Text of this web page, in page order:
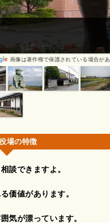
で保護されている場合があります。
場の特徴
談できますよ。
価値があります。
気が漂っています。